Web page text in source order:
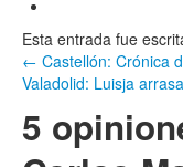
Esta entrada fue
por
← Castellón: Crónica
Valadolid: Luisja
5